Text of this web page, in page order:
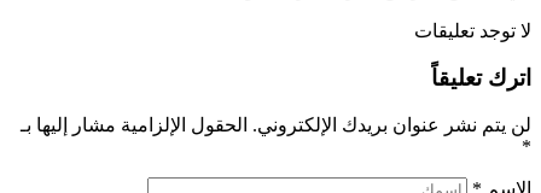
لا توجد تعليقات
اترك تعليقاً
لن يتم نشر عنوان بريدك الإلكتروني. الحقول الإلزامية مشار إليها بـ
*